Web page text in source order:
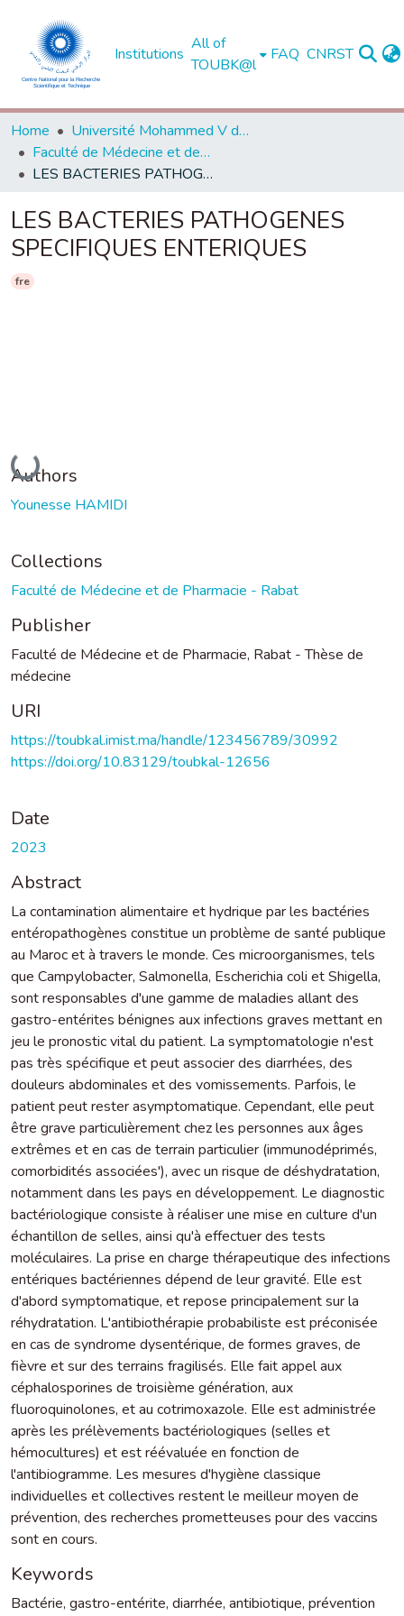
Institutions
All of
TOUBK@l
FAQ CNRST
Home
Université Mohammed V de Rabat
Faculté de Médecine et de Pharmacie - Rabat
LES BACTERIES PATHOGENES SPECIFIQUES ENTERIQUES
LES BACTERIES PATHOGENES
SPECIFIQUES ENTERIQUES
fre
Loading...
Authors
Younesse HAMIDI
Collections
Faculté de Médecine et de Pharmacie - Rabat
Publisher
Faculté de Médecine et de Pharmacie, Rabat - Thèse de
médecine
URI
https://toubkal.imist.ma/handle/123456789/30992
https://doi.org/10.83129/toubkal-12656
Date
2023
Abstract
La contamination alimentaire et hydrique par les bactéries
entéropathogènes constitue un problème de santé publique
au Maroc et à travers le monde. Ces microorganismes, tels
que Campylobacter, Salmonella, Escherichia coli et Shigella,
sont responsables d'une gamme de maladies allant des
gastro-entérites bénignes aux infections graves mettant en
jeu le pronostic vital du patient. La symptomatologie n'est
pas très spécifique et peut associer des diarrhées, des
douleurs abdominales et des vomissements. Parfois, le
patient peut rester asymptomatique. Cependant, elle peut
être grave particulièrement chez les personnes aux âges
extrêmes et en cas de terrain particulier (immunodéprimés,
comorbidités associées'), avec un risque de déshydratation,
notamment dans les pays en développement. Le diagnostic
bactériologique consiste à réaliser une mise en culture d'un
échantillon de selles, ainsi qu'à effectuer des tests
moléculaires. La prise en charge thérapeutique des infections
entériques bactériennes dépend de leur gravité. Elle est
d'abord symptomatique, et repose principalement sur la
réhydratation. L'antibiothérapie probabiliste est préconisée
en cas de syndrome dysentérique, de formes graves, de
fièvre et sur des terrains fragilisés. Elle fait appel aux
céphalosporines de troisième génération, aux
fluoroquinolones, et au cotrimoxazole. Elle est administrée
après les prélèvements bactériologiques (selles et
hémocultures) et est réévaluée en fonction de
l'antibiogramme. Les mesures d'hygiène classique
individuelles et collectives restent le meilleur moyen de
prévention, des recherches prometteuses pour des vaccins
sont en cours.
Keywords
Bactérie, gastro-entérite, diarrhée, antibiotique, prévention